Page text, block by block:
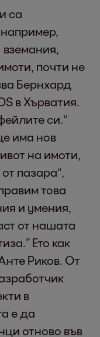
са
почти не
Бернхард
в Хърватия.
си.“
има нов
на имоти,
пазара“,
това
и умения,
от нашата
Ето как
Риков. От
в
е да
отново във